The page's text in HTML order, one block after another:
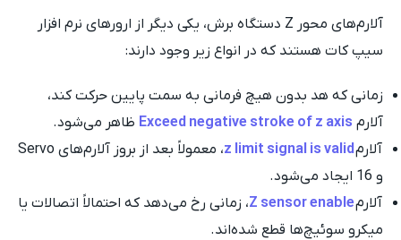
آلارم‌های محور Z دستگاه برش، یکی دیگر از ارورهای نرم افزار
سیپ کات هستند که در انواع زیر وجود دارند:
زمانی که هد بدون هیچ فرمانی به سمت پایین حرکت کند،
آلارم Exceed negative stroke of z axis ظاهر می‌شود.
آلارمz limit signal is valid
، معمولاً بعد از بروز آلارم‌های Servo
و 16 ایجاد می‌شود.
آلارم
، زمانی رخ می‌دهد که احتمالاً اتصالات یا
میکرو سوئیچ‌ها قطع شده‌اند.